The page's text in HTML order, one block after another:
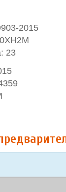
2015
23